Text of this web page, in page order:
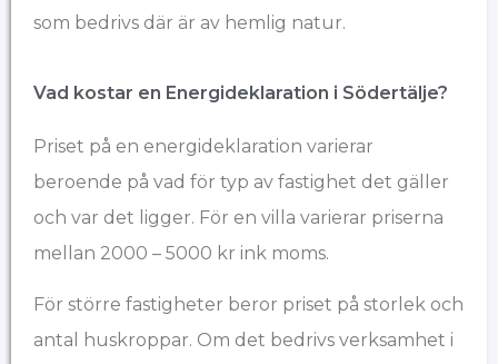
som bedrivs där är av hemlig natur.
Vad kostar en Energideklaration i Södertälje?
Priset på en energideklaration varierar
beroende på vad för typ av fastighet det gäller
och var det ligger. För en villa varierar priserna
mellan 2000 – 5000 kr ink moms.
För större fastigheter beror priset på storlek och
antal huskroppar. Om det bedrivs verksamhet i